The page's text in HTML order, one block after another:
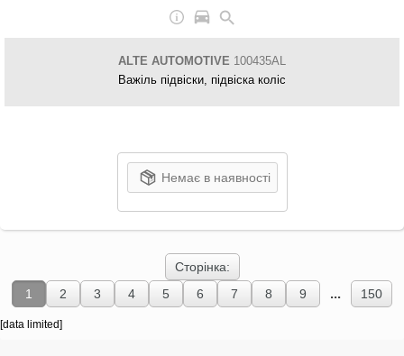
ALTE AUTOMOTIVE 100435AL
Важіль підвіски, підвіска коліс
Немає в наявності
Сторінка:
1
2 3 4 5 6 7 8 9 ... 150
[data limited]